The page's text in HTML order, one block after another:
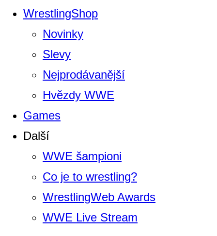
WrestlingShop
Novinky
Slevy
Nejprodávanější
Hvězdy WWE
Games
Další
WWE šampioni
Co je to wrestling?
WrestlingWeb Awards
WWE Live Stream